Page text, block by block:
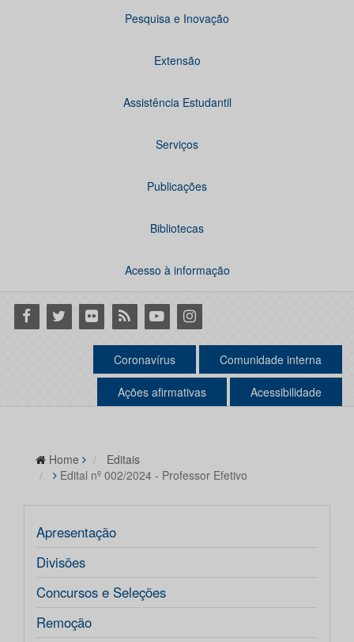
Pesquisa e Inovação
Extensão
Assistência Estudantil
Serviços
Publicações
Bibliotecas
Acesso à informação
Facebook
Twitter Flickr RSS YoutubeInstagram
Coronavírus Comunidade interna
Ações afirmativas Acessibilidade
Home
Editais
Edital nº 002/2024 - Professor Efetivo
Apresentação
Divisões
Concursos e Seleções
Remoção